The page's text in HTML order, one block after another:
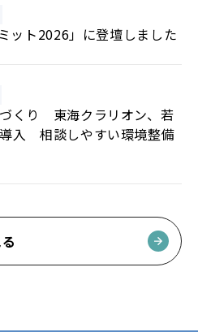
ット2026」に登壇しました
くり 東海クラリオン、若
入 相談しやすい環境整備